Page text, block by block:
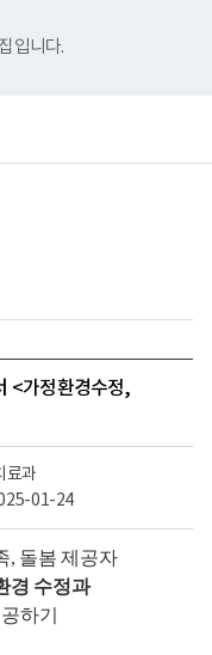
입니다.
검
<가정환경수정,
료과
01-24
, 돌봄 제공자
경 수정과
하기